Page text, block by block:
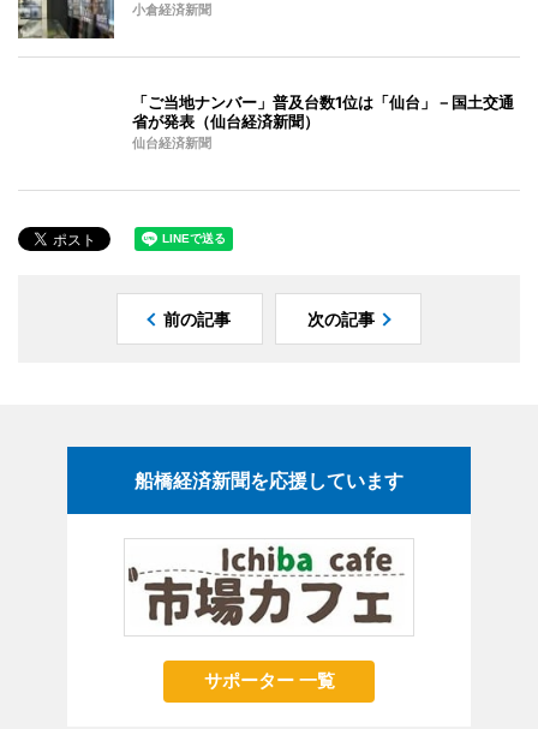
小倉経済新聞
「ご当地ナンバー」普及台数1位は「仙台」－国土交通
省が発表（仙台経済新聞）
仙台経済新聞
前の記事 次の記事
船橋経済新聞を応援しています
サポーター 一覧